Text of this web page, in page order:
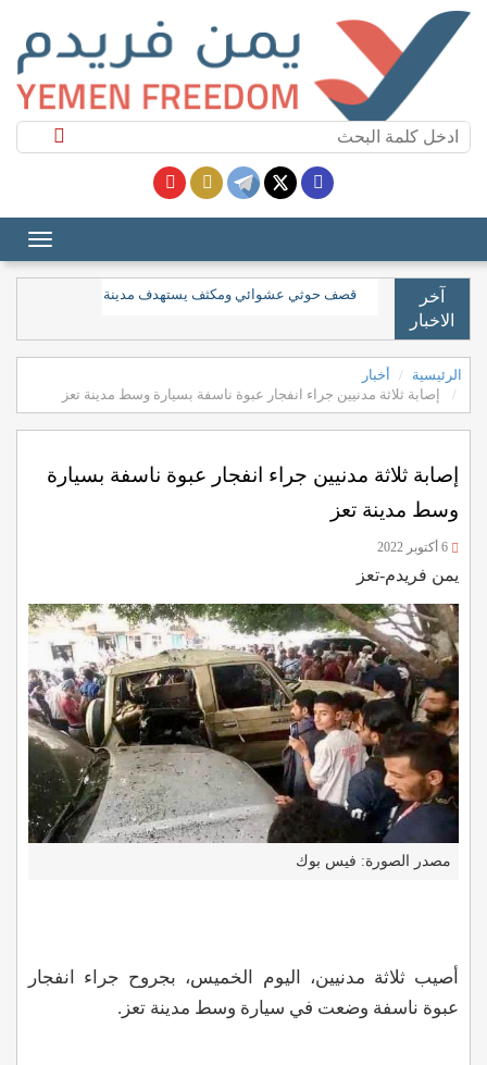
آخر
الاخبار
الحوثيون يستهدفون بالصواريخ والمسيّرات ميناء المخا غربي
الرئيسية
أخبار
‏إصابة ثلاثة مدنيين جراء انفجار عبوة ناسفة بسيارة وسط مدينة تعز
‏إصابة ثلاثة مدنيين جراء انفجار عبوة ناسفة بسيارة
وسط مدينة تعز
يمن فريدم-تعز
مصدر الصورة: فيس بوك
أصيب ثلاثة مدنيين، اليوم الخميس، بجروح جراء انفجار
عبوة ناسفة وضعت في سيارة وسط مدينة تعز .